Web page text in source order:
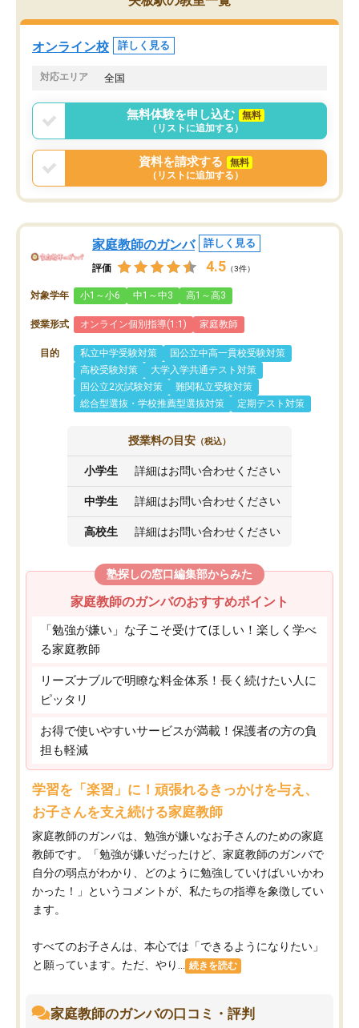
どの人も優しく、親身に接してくださ
るのでやる気も出て、良かったで
す！！
を社会人として働いてい
標を見つける事が出来ま
オンライン校 詳しく見る
対応エリア 全国
無料体験を申し込む
無料
（リストに追加する）
資料を請求する
無料
（リストに追加する）
家庭教師のガンバ 詳しく見る
評価 4.5 （3件）
対象学年 小1～小6 中1～中3 高1～高3
授業形式 オンライン個別指導(1:1) 家庭教師
目的 私立中学受験対策
国公立中高一貫校受験対策
高校受験対策
大学入学共通テスト対策
国公立2次試験対策
難関私立受験対策
総合型選抜・学校推薦型選抜対策
定期テスト対策
授業料の目安 （税込）
小学生 詳細はお問い合わせください
中学生 詳細はお問い合わせください
高校生 詳細はお問い合わせください
塾探しの窓口編集部からみた
家庭教師のガンバのおすすめポイント
「勉強が嫌い」な子こそ受けてほしい！楽しく学べ
る家庭教師
リーズナブルで明瞭な料金体系！長く続けたい人に
ピッタリ
お得で使いやすいサービスが満載！保護者の方の負
担も軽減
学習を「楽習」に！頑張れるきっかけを与え、
お子さんを支え続ける家庭教師
家庭教師のガンバは、勉強が嫌いなお子さんのための家庭
教師です。「勉強が嫌いだったけど、家庭教師のガンバで
自分の弱点がわかり、どのように勉強していけばいいかわ
かった！」というコメントが、私たちの指導を象徴してい
ます。
すべてのお子さんは、本心では「できるようになりたい」
と願っています。ただ、やり...
続きを読む
家庭教師のガンバの口コミ・評判